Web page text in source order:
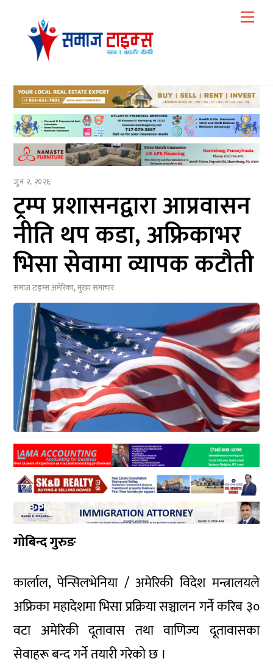
content
जुन २, २०२६
ट्रम्प प्रशासनद्वारा आप्रवासन
नीति थप कडा, अफ्रिकाभर
भिसा सेवामा व्यापक कटौती
समाज टाइम्सअमेरिका,मुख्य समाचार
गोबिन्द गुरुङ
कार्लाल, पेन्सिलभेनिया / अमेरिकी विदेश मन्त्रालयले
अफ्रिका महादेशमा भिसा प्रक्रिया सञ्चालन गर्ने करिब ३०
वटा अमेरिकी दूतावास तथा वाणिज्य दूतावासका
सेवाहरू बन्द गर्ने तयारी गरेको छ ।